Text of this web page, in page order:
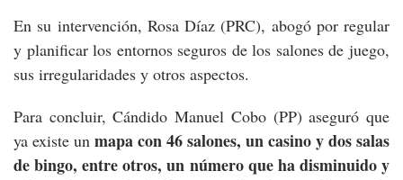
En su intervención, Rosa Díaz (PRC), abogó por regular
y planificar los entornos seguros de los salones de juego,
sus irregularidades y otros aspectos.
Para concluir, Cándido Manuel Cobo (PP) aseguró que
ya existe un mapa con 46 salones, un casino y dos salas
de bingo, entre otros, un número que ha disminuido y